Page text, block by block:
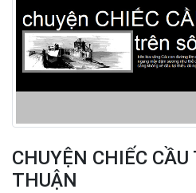
CHUYỆN CHIẾC
THUẬN